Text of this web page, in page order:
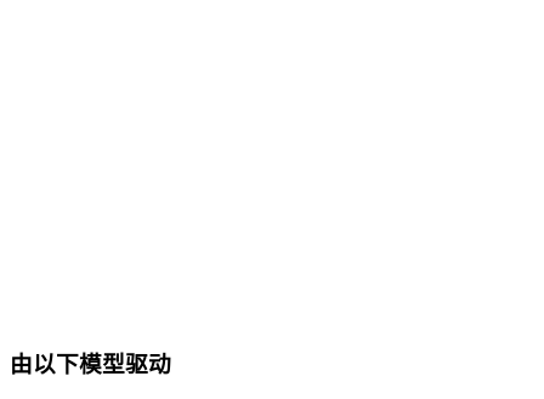
cta.dbSupport
由以下模型驱动